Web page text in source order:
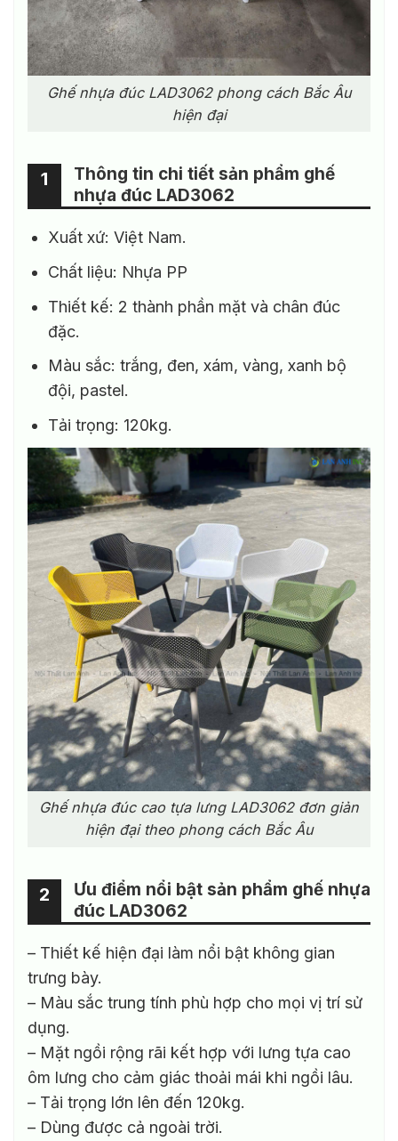
Ghế nhựa đúc LAD3062 phong cách Bắc Âu
hiện đại
Thông tin chi tiết sản phẩm ghế
nhựa đúc LAD3062
1
Xuất xứ: Việt Nam.
Chất liệu: Nhựa PP
Thiết kế: 2 thành phần mặt và chân đúc
đặc.
Màu sắc: trắng, đen, xám, vàng, xanh bộ
đội, pastel.
Tải trọng: 120kg.
Ghế nhựa đúc cao tựa lưng LAD3062 đơn giản
hiện đại theo phong cách Bắc Âu
Ưu điểm nổi bật sản phẩm ghế nhựa
đúc LAD3062
2
– Thiết kế hiện đại làm nổi bật không gian
trưng bày.
– Màu sắc trung tính phù hợp cho mọi vị trí sử
dụng.
– Mặt ngồi rộng rãi kết hợp với lưng tựa cao
ôm lưng cho cảm giác thoải mái khi ngồi lâu.
– Tải trọng lớn lên đến 120kg.
– Dùng được cả ngoài trời.